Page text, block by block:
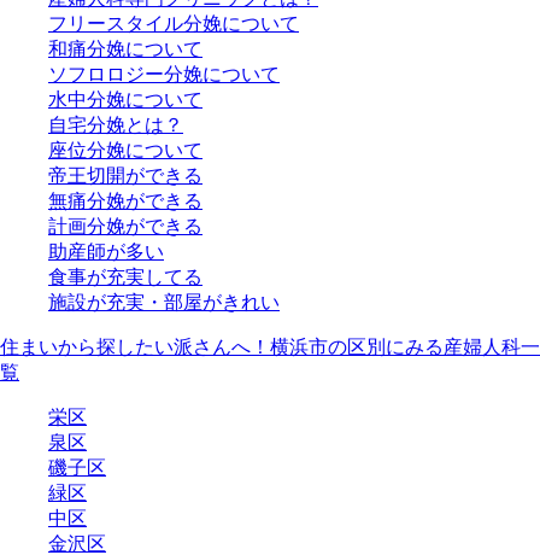
フリースタイル分娩について
和痛分娩について
ソフロロジー分娩について
水中分娩について
自宅分娩とは？
座位分娩について
帝王切開ができる
無痛分娩ができる
計画分娩ができる
助産師が多い
食事が充実してる
施設が充実・部屋がきれい
住まいから探したい派さんへ！横浜市の区別にみる産婦人科一
覧
栄区
泉区
磯子区
緑区
中区
金沢区